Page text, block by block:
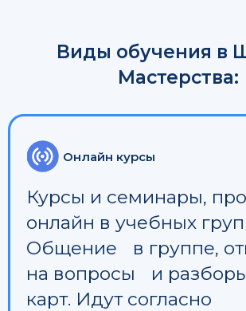
Виды обучения в
Мастерства:
Онлайн курсы
Курсы и семинары,
онлайн в учебных
Общение в группе,
на вопросы и
карт. Идут согласно